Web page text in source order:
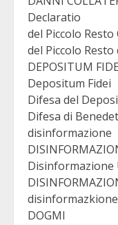
Declaratio
del Piccolo Resto
del Piccolo
DEPOSITUM
Depositum Fidei
Difesa del
Difesa di
disinformazione
Disinformazione
DOGMI